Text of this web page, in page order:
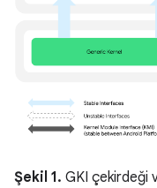
Şekil 1. GKI çekirdeği